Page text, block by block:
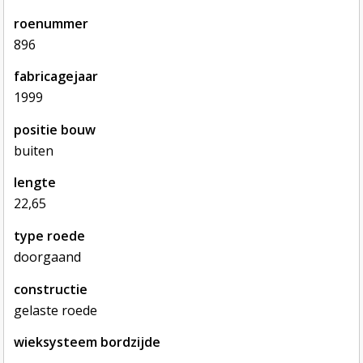
roenummer
896
fabricagejaar
1999
positie bouw
buiten
lengte
22,65
type roede
doorgaand
constructie
gelaste roede
wieksysteem bordzijde